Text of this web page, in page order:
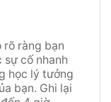
ràng bạn
cố nhanh
học lý tưởng
bạn. Ghi lại